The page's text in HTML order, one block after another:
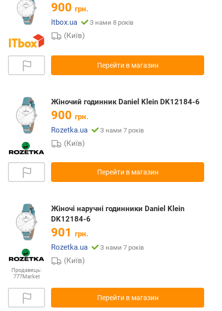
900 грн.
Itbox.ua
З нами 8 років
(Київ)
Перейти в магазин
Жіночий годинник Daniel Klein DK12184-6
900 грн.
Rozetka.ua
З нами 7 років
(Київ)
Перейти в магазин
Продавець:
777Market
Жіночі наручні годинники Daniel Klein
DK12184-6
901 грн.
Rozetka.ua
З нами 7 років
(Київ)
Перейти в магазин